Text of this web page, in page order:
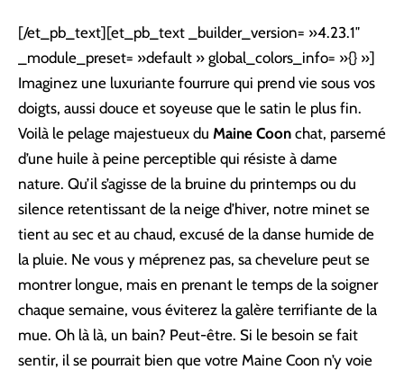
[/et_pb_text][et_pb_text _builder_version= »4.23.1″
_module_preset= »default » global_colors_info= »{} »]
Imaginez une luxuriante fourrure qui prend vie sous vos
doigts, aussi douce et soyeuse que le satin le plus fin.
Voilà le pelage majestueux du Maine Coon chat, parsemé
d’une huile à peine perceptible qui résiste à dame
nature. Qu’il s’agisse de la bruine du printemps ou du
silence retentissant de la neige d’hiver, notre minet se
tient au sec et au chaud, excusé de la danse humide de
la pluie. Ne vous y méprenez pas, sa chevelure peut se
montrer longue, mais en prenant le temps de la soigner
chaque semaine, vous éviterez la galère terrifiante de la
mue. Oh là là, un bain? Peut-être. Si le besoin se fait
sentir, il se pourrait bien que votre Maine Coon n’y voie